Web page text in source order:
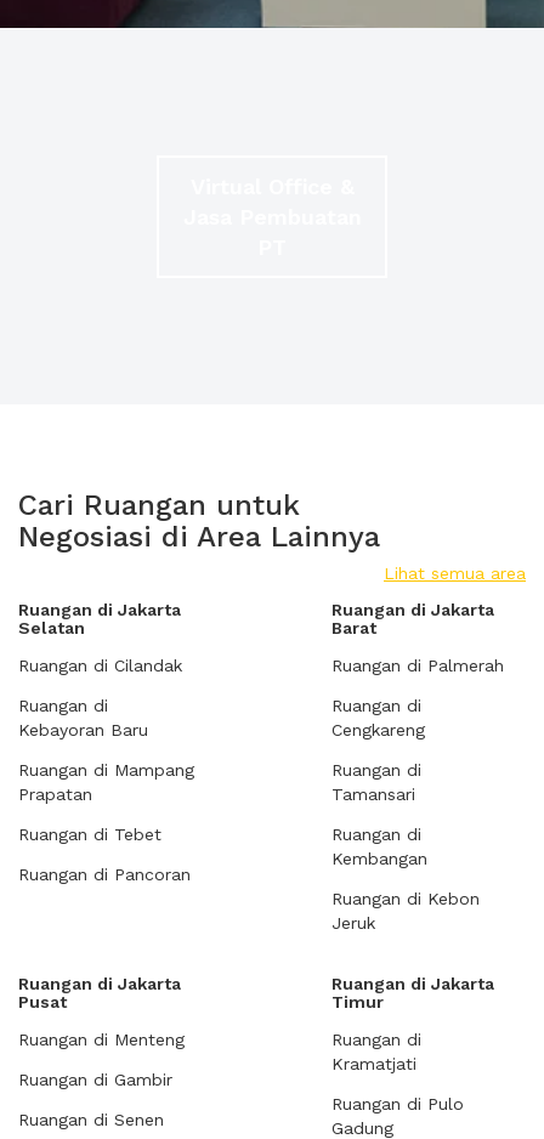
Cari Ruangan untuk
Negosiasi di Area Lainnya
Lihat semua area
Ruangan di Jakarta
Selatan
Ruangan di Cilandak
Ruangan di
Kebayoran Baru
Ruangan di Mampang
Prapatan
Ruangan di Tebet
Ruangan di Pancoran
Ruangan di Jakarta
Barat
Ruangan di Palmerah
Ruangan di
Cengkareng
Ruangan di
Tamansari
Ruangan di
Kembangan
Ruangan di Kebon
Jeruk
Ruangan di Jakarta
Pusat
Ruangan di Menteng
Ruangan di Gambir
Ruangan di Senen
Ruangan di Jakarta
Timur
Ruangan di
Kramatjati
Ruangan di Pulo
Gadung